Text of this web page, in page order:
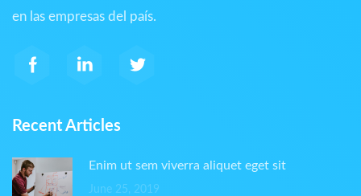
en las empresas del país.
Recent Articles
Enim ut sem viverra aliquet eget sit
June 25, 2019